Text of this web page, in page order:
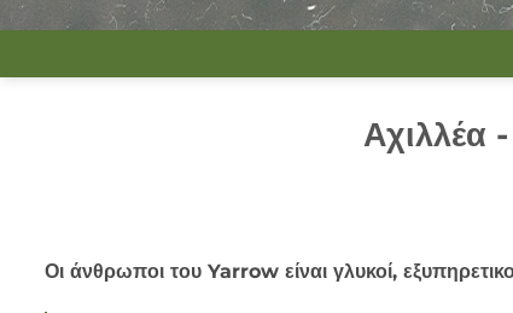
Οι άνθρωποι του Yarrow είναι γλυκοί,